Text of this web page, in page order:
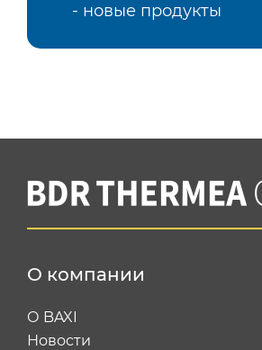
- новые продукты
О компании
О BAXI
Новости